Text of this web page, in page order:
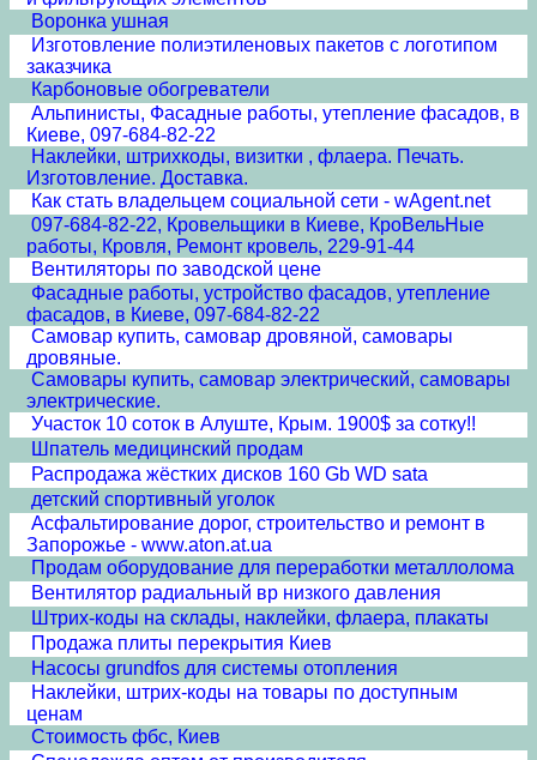
Воронка ушная
Изготовление полиэтиленовых пакетов с логотипом
заказчика
Карбоновые обогреватели
Альпинисты, Фасадные работы, утепление фасадов, в
Киеве, 097-684-82-22
Наклейки, штрихкоды, визитки , флаера. Печать.
Изготовление. Доставка.
Как стать владельцем социальной сети - wAgent.net
097-684-82-22, Кровельщики в Киеве, КроВельНые
работы, Кровля, Ремонт кровель, 229-91-44
Вентиляторы по заводской цене
Фасадные работы, устройство фасадов, утепление
фасадов, в Киеве, 097-684-82-22
Самовар купить, самовар дровяной, самовары
дровяные.
Самовары купить, самовар электрический, самовары
электрические.
Участок 10 соток в Алуште, Крым. 1900$ за сотку!!
Шпатель медицинский продам
Распродажа жёстких дисков 160 Gb WD sata
детский спортивный уголок
Асфальтирование дорог, строительство и ремонт в
Запорожье - www.aton.at.ua
Продам оборудование для переработки металлолома
Вентилятор радиальный вр низкого давления
Штрих-коды на склады, наклейки, флаера, плакаты
Продажа плиты перекрытия Киев
Насосы grundfos для системы отопления
Наклейки, штрих-коды на товары по доступным
ценам
Стоимость фбс, Киев